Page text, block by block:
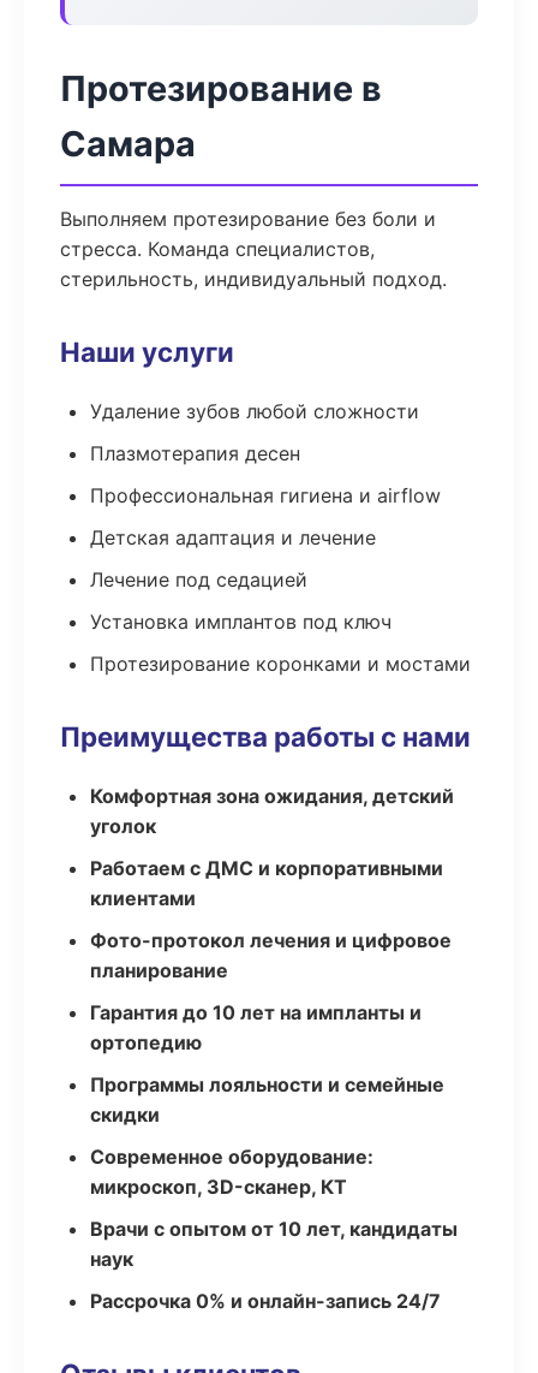
Протезирование в
Самара
Выполняем протезирование без боли и
стресса. Команда специалистов,
стерильность, индивидуальный подход.
Наши услуги
Удаление зубов любой сложности
Плазмотерапия десен
Профессиональная гигиена и airflow
Детская адаптация и лечение
Лечение под седацией
Установка имплантов под ключ
Протезирование коронками и мостами
Преимущества работы с нами
Комфортная зона ожидания, детский
уголок
Работаем с ДМС и корпоративными
клиентами
Фото-протокол лечения и цифровое
планирование
Гарантия до 10 лет на импланты и
ортопедию
Программы лояльности и семейные
скидки
Современное оборудование:
микроскоп, 3D-сканер, КТ
Врачи с опытом от 10 лет, кандидаты
наук
Рассрочка 0% и онлайн-запись 24/7